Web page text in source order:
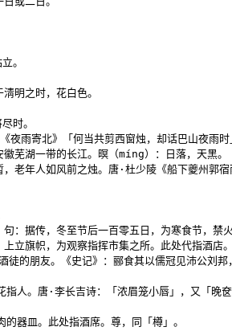
。
明之时，花白色。
时。
夜雨寄北》「何当共剪西窗烛，却话巴山夜雨
芜湖一带的长江。暝（míng）：日落，天黑。
，老年人如风前之烛。唐·杜少陵《船下夔州郭
句：据传，冬至节后一百零五日，为寒食节，
立旗帜，为观察指挥市集之所。此处代指酒店
徒的朋友。《史记》：郦食其以儒冠见沛公刘
指人。唐·李长吉诗：「浓眉笼小唇」，又「晚
器皿。此处指酒席。尊，同「樽」。